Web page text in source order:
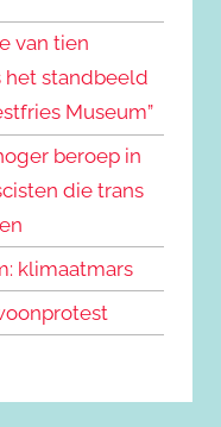
n
van tien
het standbeeld
Museum”
beroep in
die trans
klimaatmars